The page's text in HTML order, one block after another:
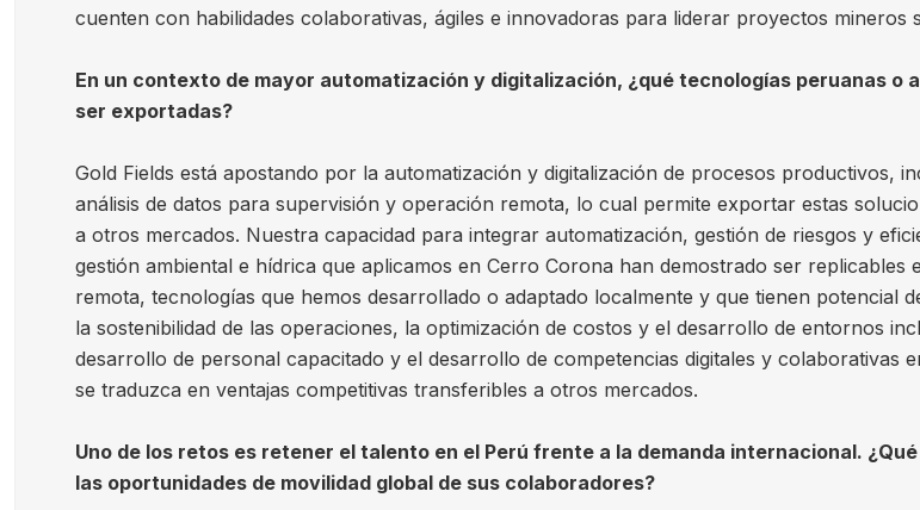
cuenten con habilidades colaborativas, ágiles e innovadoras para liderar proyectos mineros
En un contexto de mayor automatización y digitalización, ¿qué tecnologías peruanas
ser exportadas?
Gold Fields está apostando por la automatización y digitalización de procesos productivos,
análisis de datos para supervisión y operación remota, lo cual permite exportar estas
a otros mercados. Nuestra capacidad para integrar automatización, gestión de riesgos y
gestión ambiental e hídrica que aplicamos en Cerro Corona han demostrado ser
remota, tecnologías que hemos desarrollado o adaptado localmente y que tienen potencial
la sostenibilidad de las operaciones, la optimización de costos y el desarrollo de entornos
desarrollo de personal capacitado y el desarrollo de competencias digitales y colaborativas
se traduzca en ventajas competitivas transferibles a otros mercados.
Uno de los retos es retener el talento en el Perú frente a la demanda internacional.
las oportunidades de movilidad global de sus colaboradores?